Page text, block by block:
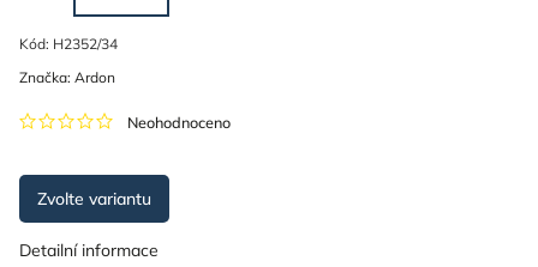
Kód: H2352/34
Neohodnoceno
Značka: Ardon
Zvolte variantu
Detailní informace